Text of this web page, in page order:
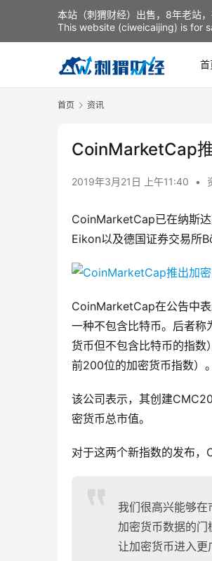
首
首页 资讯
CoinMarketCap
2019年3月21日 上午11:40 •
CoinMarketCap已在纳斯
Eikon以及德国证券交易所
CoinMarketCap在公告中
一种不包含比特币。后者
货币但不包含比特币的指
前200位的加密货币指数）
该公司表示，其创建
密货币总市值。
对于这两个新指数的发布
我们很高兴能够
加密货币数据的
让加密货币进入更
本站（刺猬财经）出售，8年老站
This website (ciweicaijing) is for